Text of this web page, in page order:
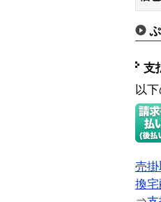
支
以
売
換